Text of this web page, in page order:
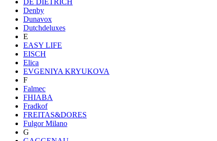
Denby
Dunavox
Dutchdeluxes
E
EASY LIFE
EISCH
Elica
EVGENIYA KRYUKOVA
F
Falmec
FHIABA
Fradkof
FREITAS&DORES
Fulgor Milano
G